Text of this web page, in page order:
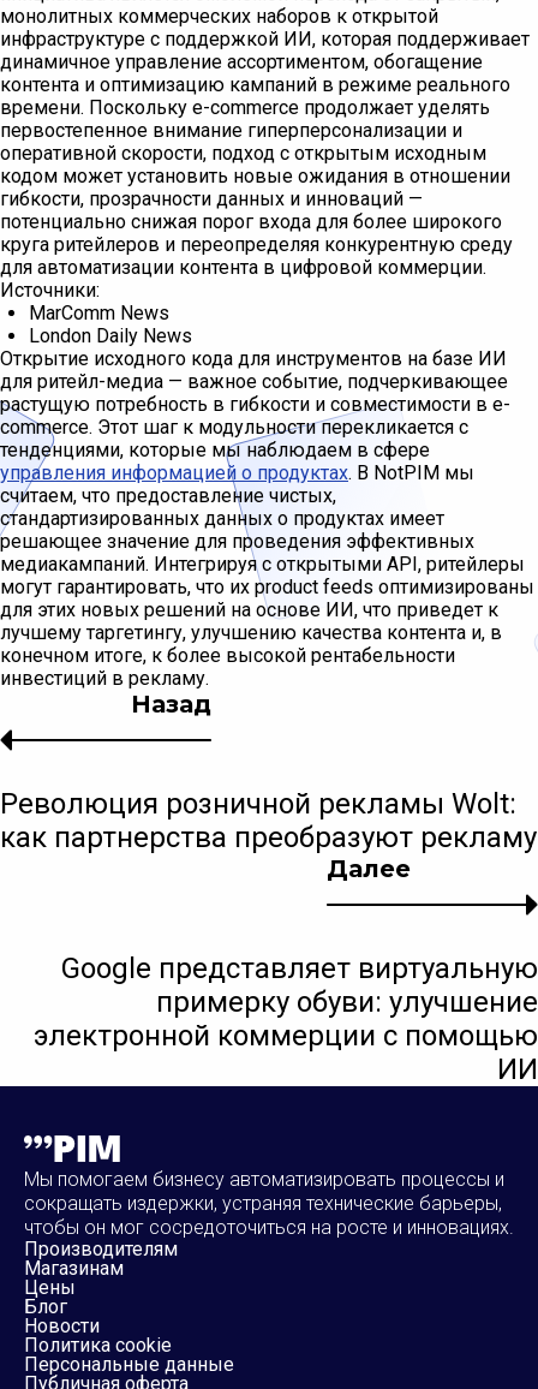
монолитных коммерческих наборов к открытой
инфраструктуре с поддержкой ИИ, которая поддерживает
динамичное управление ассортиментом, обогащение
контента и оптимизацию кампаний в режиме реального
времени. Поскольку e-commerce продолжает уделять
первостепенное внимание гиперперсонализации и
оперативной скорости, подход с открытым исходным
кодом может установить новые ожидания в отношении
гибкости, прозрачности данных и инноваций —
потенциально снижая порог входа для более широкого
круга ритейлеров и переопределяя конкурентную среду
для автоматизации контента в цифровой коммерции.
Источники:
MarComm News
London Daily News
Открытие исходного кода для инструментов на базе ИИ
для ритейл-медиа — важное событие, подчеркивающее
растущую потребность в гибкости и совместимости в e-
commerce. Этот шаг к модульности перекликается с
тенденциями, которые мы наблюдаем в сфере
управления информацией о продуктах. В NotPIM мы
считаем, что предоставление чистых,
стандартизированных данных о продуктах имеет
решающее значение для проведения эффективных
медиакампаний. Интегрируя с открытыми API, ритейлеры
могут гарантировать, что их product feeds оптимизированы
для этих новых решений на основе ИИ, что приведет к
лучшему таргетингу, улучшению качества контента и, в
конечном итоге, к более высокой рентабельности
инвестиций в рекламу.
Далее
Google представляет виртуальную
примерку обуви: улучшение
электронной коммерции с помощью
ИИ
Назад
Революция розничной рекламы Wolt:
как партнерства преобразуют рекламу
Мы помогаем бизнесу автоматизировать процессы и
сокращать издержки, устраняя технические барьеры,
чтобы он мог сосредоточиться на росте и инновациях.
Производителям
Магазинам
Цены
Блог
Новости
Политика cookie
Персональные данные
Публичная оферта